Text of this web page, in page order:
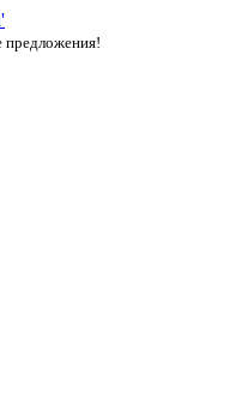
предложения!